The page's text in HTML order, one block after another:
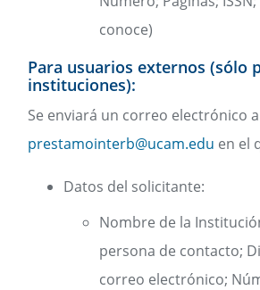
conoce)
Para usuarios externos (sólo
instituciones):
Se enviará un correo electrónico
prestamointerb@ucam.edu en el
Datos del solicitante:
Nombre de la
persona de contacto;
correo electrónico;